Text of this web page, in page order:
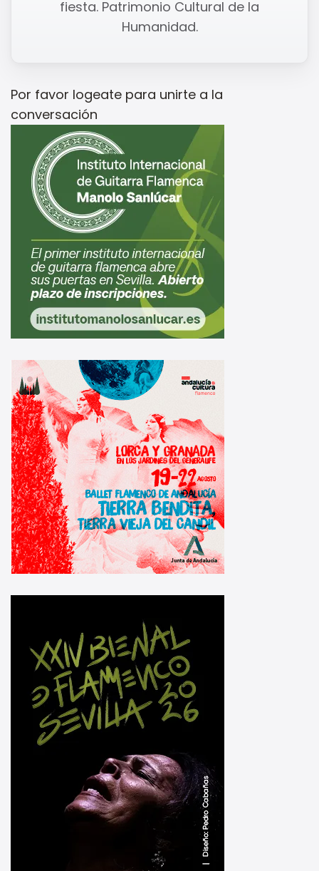
fiesta. Patrimonio Cultural de la
Humanidad.
Por favor logeate para unirte a la
conversación